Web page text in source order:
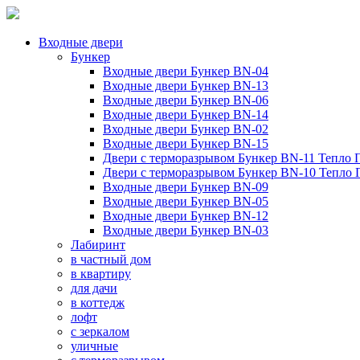
Входные двери
Бункер
Входные двери Бункер BN-04
Входные двери Бункер BN-13
Входные двери Бункер BN-06
Входные двери Бункер BN-14
Входные двери Бункер BN-02
Входные двери Бункер BN-15
Двери с терморазрывом Бункер BN-11 Тепло
Двери с терморазрывом Бункер BN-10 Тепло
Входные двери Бункер BN-09
Входные двери Бункер BN-05
Входные двери Бункер BN-12
Входные двери Бункер BN-03
Лабиринт
в частный дом
в квартиру
для дачи
в коттедж
лофт
с зеркалом
уличные